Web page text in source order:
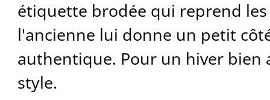
étiquette brodée qui reprend
l'ancienne lui donne un petit
authentique. Pour un hiver bien
style.